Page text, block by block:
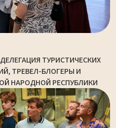
ТУРИСТИЧЕСКИХ
ТРЕВЕЛ-БЛОГЕРЫ И
НАРОДНОЙ РЕСПУБЛИКИ